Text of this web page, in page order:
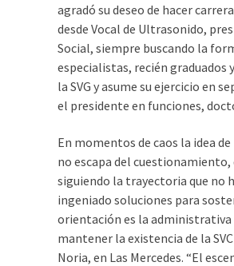
agradó su deseo de hacer
desde Vocal de Ultrasonido,
Social, siempre buscando la
especialistas, recién graduados
la SVG y asume su ejercicio en
el presidente en funciones,
En momentos de caos la idea
no escapa del
siguiendo la trayectoria que no
ingeniado soluciones para
orientación es la administrativa
mantener la existencia de la
Noria, en Las Mercedes. “El